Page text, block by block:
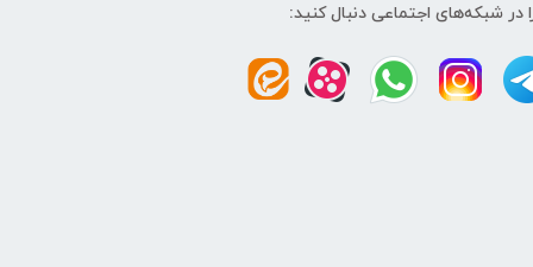
در شبکه‌های اجتماعی دنبال کنید: